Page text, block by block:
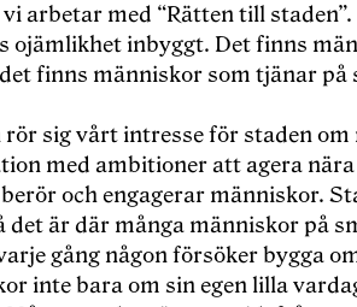
arbetar med “Rätten till
ojämlikhet inbyggt. Det finns
finns människor som tjänar på
rör sig vårt intresse för staden
med ambitioner att agera
och engagerar människor.
det är där många människor på
gång någon försöker bygga
inte bara om sin egen lilla